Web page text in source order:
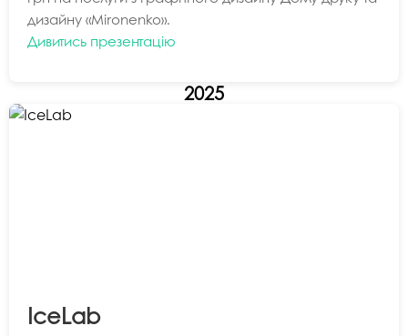
дизайну «Mironenko».
Дивитись презентацію
2025
IceLab